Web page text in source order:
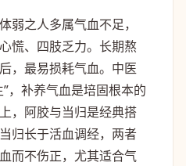
弱之人多属气血不足，
慌、四肢乏力。长期熬
，最易损耗气血。中医
，补养气血是培固根本的
，阿胶与当归是经典搭
归长于活血调经，两者
而不伤正，尤其适合气